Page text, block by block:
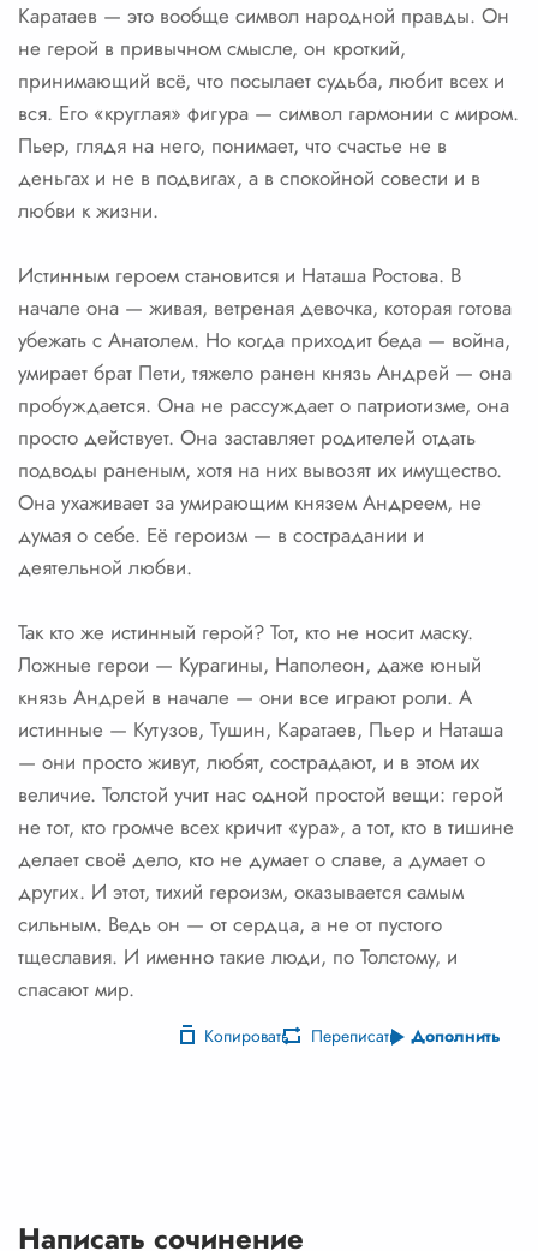
Каратаев — это вообще символ народной правды. Он
не герой в привычном смысле, он кроткий,
принимающий всё, что посылает судьба, любит всех и
вся. Его «круглая» фигура — символ гармонии с миром.
Пьер, глядя на него, понимает, что счастье не в
деньгах и не в подвигах, а в спокойной совести и в
любви к жизни.
Истинным героем становится и Наташа Ростова. В
начале она — живая, ветреная девочка, которая готова
убежать с Анатолем. Но когда приходит беда — война,
умирает брат Пети, тяжело ранен князь Андрей — она
пробуждается. Она не рассуждает о патриотизме, она
просто действует. Она заставляет родителей отдать
подводы раненым, хотя на них вывозят их имущество.
Она ухаживает за умирающим князем Андреем, не
думая о себе. Её героизм — в сострадании и
деятельной любви.
Так кто же истинный герой? Тот, кто не носит маску.
Ложные герои — Курагины, Наполеон, даже юный
князь Андрей в начале — они все играют роли. А
истинные — Кутузов, Тушин, Каратаев, Пьер и Наташа
— они просто живут, любят, сострадают, и в этом их
величие. Толстой учит нас одной простой вещи: герой
не тот, кто громче всех кричит «ура», а тот, кто в тишине
делает своё дело, кто не думает о славе, а думает о
других. И этот, тихий героизм, оказывается самым
сильным. Ведь он — от сердца, а не от пустого
тщеславия. И именно такие люди, по Толстому, и
спасают мир.
Копировать Переписать Дополнить
Написать сочинение